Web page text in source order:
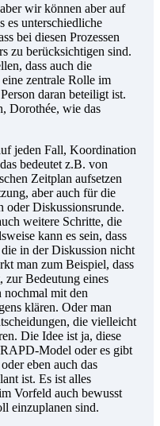
wir können aber auf
es unterschiedliche
bei diesen Prozessen
zu berücksichtigen sind.
dass auch die
zentrale Rolle im
daran beteiligt ist.
Dorothée, wie das
jeden Fall, Koordination
bedeutet z.B. von
Zeitplan aufsetzen
aber auch für die
oder Diskussionsrunde.
weitere Schritte, die
kann es sein, dass
in der Diskussion nicht
man zum Beispiel, dass
zur Bedeutung eines
nochmal mit den
klären. Oder man
die vielleicht
Die Idee ist ja, diese
Model oder es gibt
eben auch das
ist. Es ist alles
Vorfeld auch bewusst
einzuplanen sind.